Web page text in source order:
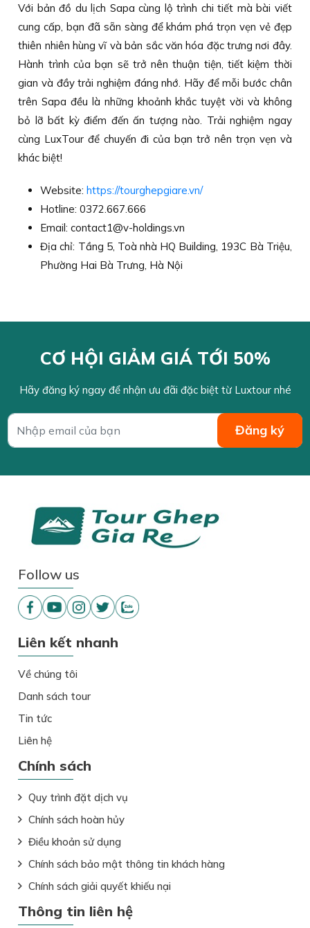
Với bản đồ du lịch Sapa cùng lộ trình chi tiết mà bài viết
cung cấp, bạn đã sẵn sàng để khám phá trọn vẹn vẻ đẹp
thiên nhiên hùng vĩ và bản sắc văn hóa đặc trưng nơi đây.
Hành trình của bạn sẽ trở nên thuận tiện, tiết kiệm thời
gian và đầy trải nghiệm đáng nhớ. Hãy để mỗi bước chân
trên Sapa đều là những khoảnh khắc tuyệt vời và không
bỏ lỡ bất kỳ điểm đến ấn tượng nào. Trải nghiệm ngay
cùng LuxTour để chuyến đi của bạn trở nên trọn vẹn và
khác biệt!
Website:https://tourghepgiare.vn/
Hotline: 0372.667.666
Email: contact1@v-holdings.vn
Địa chỉ: Tầng 5, Toà nhà HQ Building, 193C Bà Triệu,
Phường Hai Bà Trưng, Hà Nội
CƠ HỘI GIẢM GIÁ TỚI 50%
Hãy đăng ký ngay để nhận ưu đãi đặc biệt từ Luxtour nhé
Follow us
Liên kết nhanh
Về chúng tôi
Danh sách tour
Tin tức
Liên hệ
Chính sách
Quy trình đặt dịch vụ
Chính sách hoàn hủy
Điều khoản sử dụng
Chính sách bảo mật thông tin khách hàng
Chính sách giải quyết khiếu nại
Thông tin liên hệ